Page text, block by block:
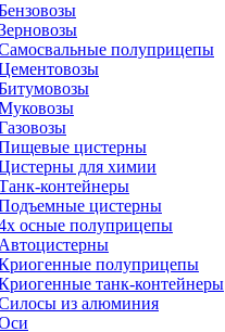
полуприцепы
цистерны
для химии
контейнеры
цистерны
осные полуприцепы
Автоцистерны
полуприцепы
танк-контейнеры
из алюминия